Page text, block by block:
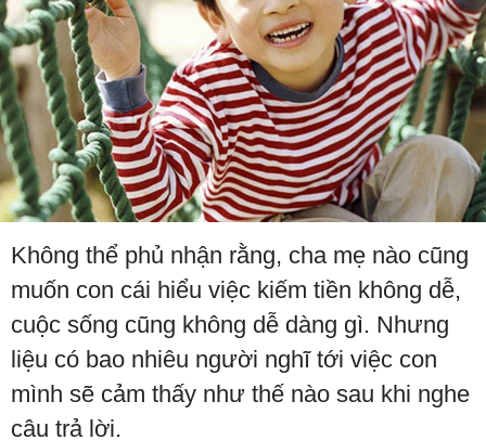
Không thể phủ nhận rằng, cha mẹ nào cũng
muốn con cái hiểu việc kiếm tiền không dễ,
cuộc sống cũng không dễ dàng gì. Nhưng
liệu có bao nhiêu người nghĩ tới việc con
mình sẽ cảm thấy như thế nào sau khi nghe
câu trả lời.